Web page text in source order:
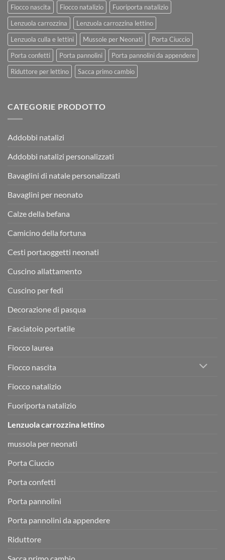
Fiocco nascita
Fiocco natalizio
Fuoriporta natalizio
Lenzuola carrozzina
Lenzuola carrozzina lettino
Lenzuola culla e lettini
Mussole per Neonati
Porta Ciuccio
Porta confetti
Porta pannolini
Porta pannolini da appendere
Riduttore per lettino
Sacca primo cambio
CATEGORIE PRODOTTO
Addobbi natalizi
Addobbi natalizi personalizzati
Bavaglini di natale personalizzati
Bavaglini per neonato
Calze della befana
Camicino della fortuna
Cesti portaoggetti neonati
Cuscino allattamento
Cuscino per fedi
Decorazione di pasqua
Fasciatoio portatile
Fiocco laurea
Fiocco nascita
Fiocco natalizio
Fuoriporta natalizio
Lenzuola carrozzina lettino
mussola per neonati
Porta Ciuccio
Porta confetti
Porta pannolini
Porta pannolini da appendere
Riduttore